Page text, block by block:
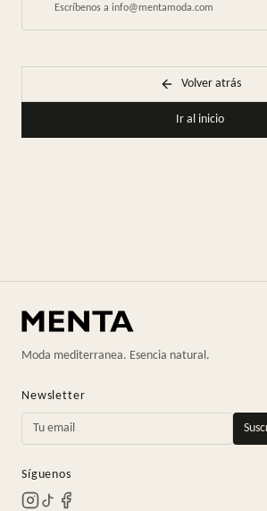
Escríbenos a info@mentamoda.com
Volver atrás
Ir al inicio
Moda mediterranea. Esencia natural.
Newsletter
Síguenos